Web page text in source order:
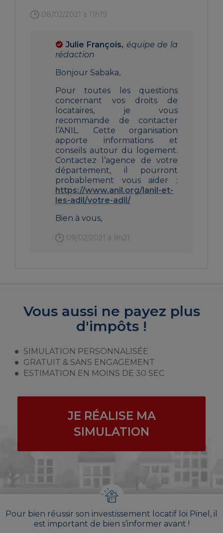
08/02/2021 à 11h19
Julie François, équipe de la
rédaction
Bonjour Sabaka,
Pour toutes les questions
concernant vos droits de
locataires, je vous
recommande de contacter
l’ANIL. Cette organisation
apporte informations et
conseils autour du logement.
Contactez l’agence de votre
département, il pourront
probablement vous aider :
https://www.anil.org/lanil-et-
les-adil/votre-adil/
Bien à vous,
09/02/2021 à 8h21
Vous aussi ne payez plus
d'impôts !
SIMULATION PERSONNALISÉE
GRATUIT & SANS ENGAGEMENT
ESTIMATION EN MOINS DE 30 SEC
JE RÉALISE MA
SIMULATION
Pour bien réussir son investissement locatif loi Pinel, il
est important de bien s’informer avant !